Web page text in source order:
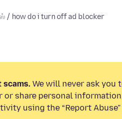
how do i turn off ad blocker
scams. We will never ask you
or share personal
using the “Report